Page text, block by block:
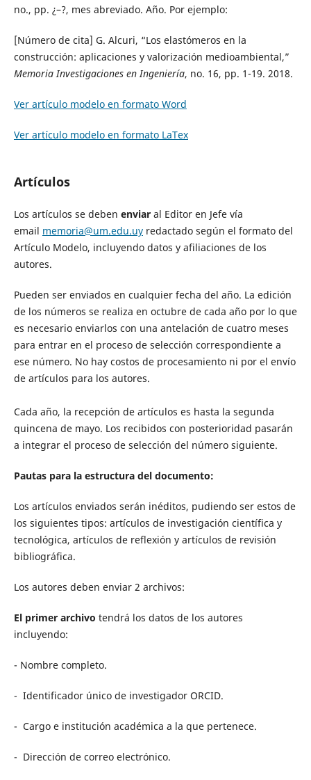
no., pp. ¿–?, mes abreviado. Año. Por ejemplo:
[Número de cita] G. Alcuri, “Los elastómeros en la
construcción: aplicaciones y valorización medioambiental,”
Memoria Investigaciones en Ingeniería, no. 16, pp. 1-19. 2018.
Ver artículo modelo en formato Word
Ver artículo modelo en formato LaTex
Artículos
Los artículos se deben enviaral Editor en Jefe vía
email memoria@um.edu.uyredactado según el formato del
Artículo Modelo, incluyendo datos y afiliaciones de los
autores.
Pueden ser enviados en cualquier fecha del año. La edición
de los números se realiza en octubre de cada año por lo que
es necesario enviarlos con una antelación de cuatro meses
para entrar en el proceso de selección correspondiente a
ese número. No hay costos de procesamiento ni por el envío
de artículos para los autores.
Cada año, la recepción de artículos es hasta la segunda
quincena de mayo. Los recibidos con posterioridad pasarán
a integrar el proceso de selección del número siguiente.
Pautas para la estructura del documento:
Los artículos enviados serán inéditos, pudiendo ser estos de
los siguientes tipos: artículos de investigación científica y
tecnológica, artículos de reflexión y artículos de revisión
bibliográfica.
Los autores deben enviar 2 archivos:
El primer archivo tendrá los datos de los autores
incluyendo:
- Nombre completo.
- Identificador único de investigador ORCID.
- Cargo e institución académica a la que pertenece.
- Dirección de correo electrónico.